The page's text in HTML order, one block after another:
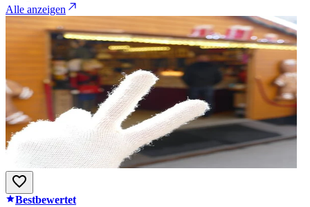
Alle anzeigen
Bestbewertet